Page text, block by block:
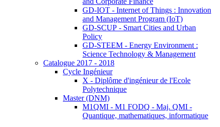
GD-IOT - Internet of Things : Innovation
and Management Program (IoT)
GD-SCUP - Smart Cities and Urban
Policy
GD-STEEM - Energy Environment :
Science Technology & Management
Catalogue 2017 - 2018
Cycle Ingénieur
X - Diplôme d'ingénieur de l'Ecole
Polytechnique
Master (DNM)
M1QMI - M1 FODQ - Maj. QMI -
Quantique, mathematiques, informatique